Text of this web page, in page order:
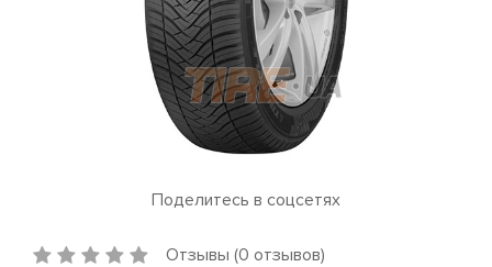
Поделитесь в соцсетях
Отзывы (0 отзывов)